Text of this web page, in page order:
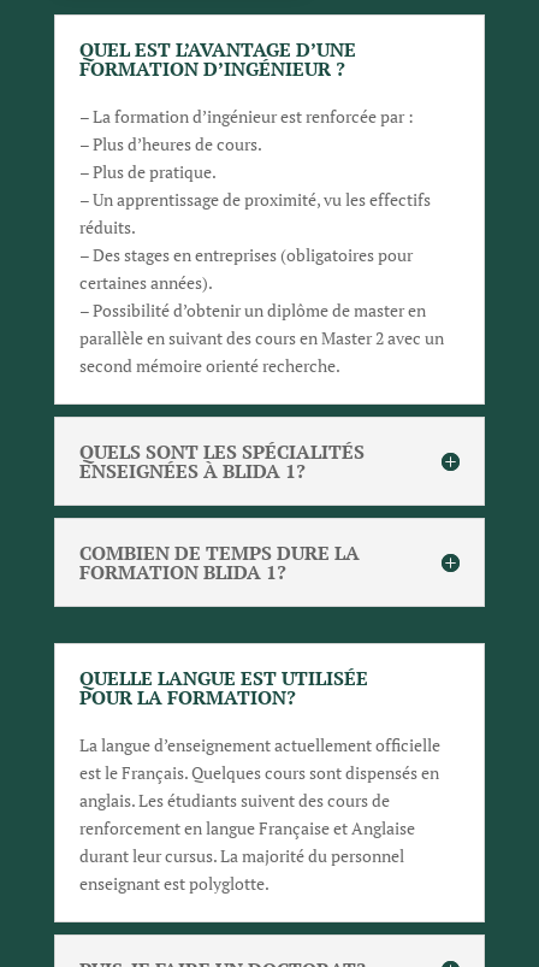
QUEL EST L’AVANTAGE D’UNE
FORMATION D’INGÉNIEUR ?
– La formation d’ingénieur est renforcée par :
– Plus d’heures de cours.
– Plus de pratique.
– Un apprentissage de proximité, vu les effectifs
réduits.
– Des stages en entreprises (obligatoires pour
certaines années).
– Possibilité d’obtenir un diplôme de master en
parallèle en suivant des cours en Master 2 avec un
second mémoire orienté recherche.
QUELS SONT LES SPÉCIALITÉS
ENSEIGNÉES À BLIDA 1?
COMBIEN DE TEMPS DURE LA
FORMATION BLIDA 1?
QUELLE LANGUE EST UTILISÉE
POUR LA FORMATION?
La langue d’enseignement actuellement officielle
est le Français. Quelques cours sont dispensés en
anglais. Les étudiants suivent des cours de
renforcement en langue Française et Anglaise
durant leur cursus. La majorité du personnel
enseignant est polyglotte.